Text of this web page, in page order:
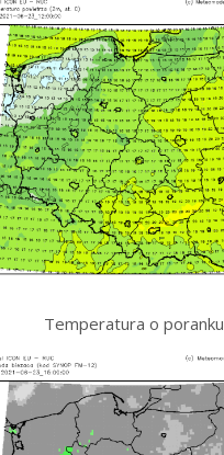
Temperatura o poranku